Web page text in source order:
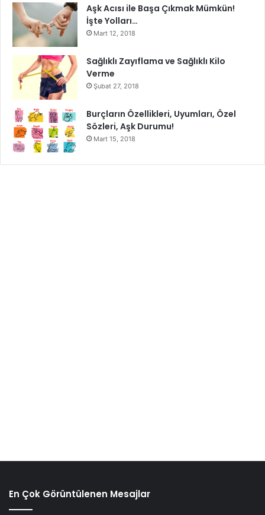
15 dakikanın sonunda ise bol ılık su ile durulayın.
Maskenin önerilen uygulama sayısı 2 haftada 1 seferdir.
Uyarılar:
Yumurta maskesini uygulamadan önce bir cilt
uzmanına danışın.
Malzemelerin alerji yapabileceği ihtimalini göz ardı
etmeyin.
Aşk Acısı ile Başa Çıkmak Mümkün!
İşte Yolları…
Mart 12, 2018
Sağlıklı Zayıflama ve Sağlıklı Kilo
Verme
Şubat 27, 2018
Burçların Özellikleri, Uyumları, Özel
Sözleri, Aşk Durumu!
Mart 15, 2018
En Çok Görüntülenen Mesajlar